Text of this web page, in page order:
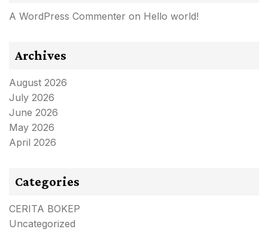
A WordPress Commenter on Hello world!
Archives
August 2026
July 2026
June 2026
May 2026
April 2026
Categories
CERITA BOKEP
Uncategorized